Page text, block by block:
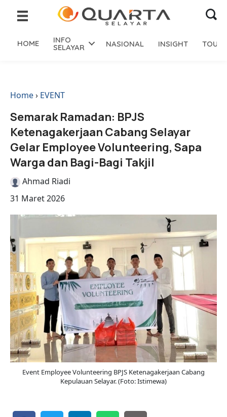
HOME INFO
SELAYAR NASIONAL INSIGHT
Home› EVENT
Semarak Ramadan: BPJS
Ketenagakerjaan Cabang Selayar
Gelar Employee Volunteering, Sapa
Warga dan Bagi-Bagi Takjil
Ahmad Riadi
31 Maret 2026
Event Employee Volunteering BPJS Ketenagakerjaan Cabang
Kepulauan Selayar. (Foto: Istimewa)